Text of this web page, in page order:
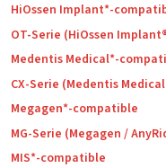
HiOssen Implant*-
OT-Serie (HiOssen
Medentis Medical*-
CX-Serie (Medentis
Megagen*-compatible
MG-Serie (Megagen /
MIS*-compatible